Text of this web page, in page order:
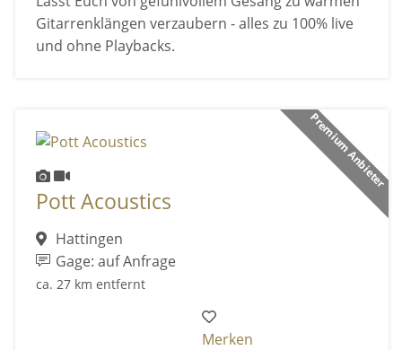
Gitarrenklängen verzaubern - alles zu 100% live
und ohne Playbacks.
Premium Anbieter
Pott Acoustics
Hattingen
Gage: auf Anfrage
ca. 27 km entfernt
Merken